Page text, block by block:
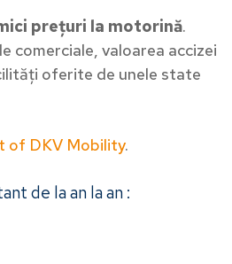
prețuri la motorină.
comerciale, valoarea accizei
oferite de unele state
of DKV Mobility.
de la an la an :